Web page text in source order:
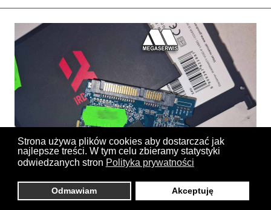
Strona używa plików cookies aby dostarczać jak
najlepsze treści. W tym celu zbieramy statystyki
odwiedzanych stron Polityka prywatności
Odmawiam Akceptuję
Dysk SSD Goodram IRDM na
odzyskiwanie danych